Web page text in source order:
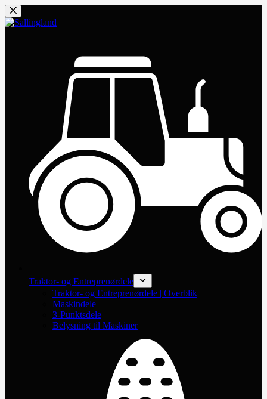
Traktor- og Entreprenørdele
Traktor- og Entreprenørdele | Overblik
Maskindele
3-Punktsdele
Belysning til Maskiner